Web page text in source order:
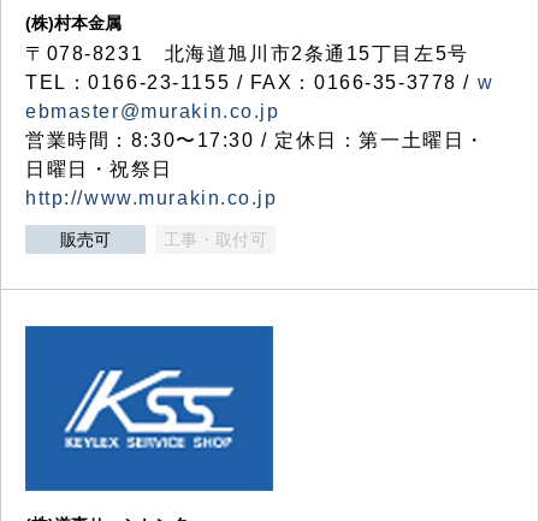
(株)村本金属
〒078-8231 北海道旭川市2条通15丁目左5号
TEL：0166-23-1155 / FAX：0166-35-3778 / w
ebmaster@murakin.co.jp
営業時間：8:30〜17:30 / 定休日：第一土曜日・
日曜日・祝祭日
http://www.murakin.co.jp
販売可 工事・取付可